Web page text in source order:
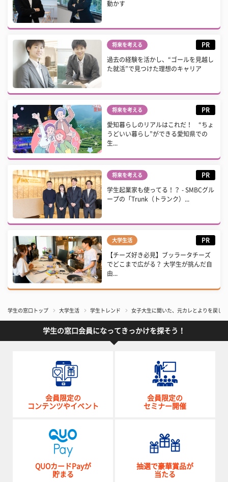
動かす
将来を考える PR
過去の経験を活かし、“ゴールを見越し
た就活”で見つけた理想のキャリア
将来を考える PR
愛知暮らしのリアルはこれだ！ “ちょ
うどいい暮らし”ができる愛知県での
生...
将来を考える PR
学生起業家も使ってる！？ - SMBCグル
ープの「Trunk（トランク）...
大学生活 PR
【チーズ好き必見】ブッラータチーズ
でどこまで広がる？ 大学生が挑んだ自
由...
学生の窓口トップ 大学生活 学生トレンド 女子大生に聞いた、元カレとよりを戻し
学生の窓口会員になってきっかけを探そう！
会員限定の
コンテンツやイベント
会員限定の
セミナー開催
QUOカードPayが
貯まる
抽選で豪華賞品が
当たる